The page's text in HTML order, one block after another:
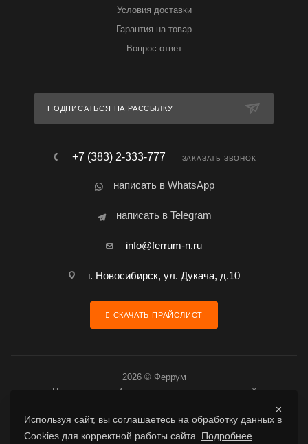
Условия доставки
Гарантия на товар
Вопрос-ответ
ПОДПИСАТЬСЯ НА РАССЫЛКУ
+7 (383) 2-333-777 ЗАКАЗАТЬ ЗВОНОК
написать в WhatsApp
написать в Telegram
info@ferrum-n.ru
г. Новосибирск, ул. Дукача, д.10
СКАЧАТЬ ПРАЙСЛИСТ
2026 © Феррум
Цена товара за 1 шт. является предварительной
Используя сайт, вы соглашаетесь на обработку данных в
Cookies для корректной работы сайта. Подробнее